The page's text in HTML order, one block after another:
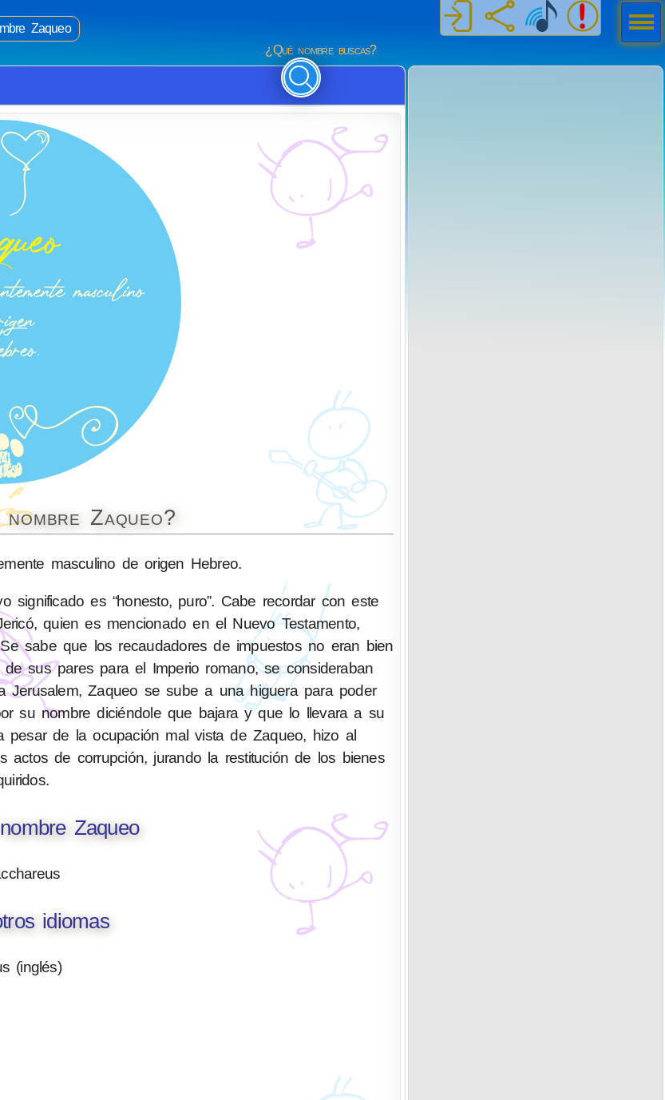
Zaqueo
¿Qué nombre buscas?
Zaqueo?
masculino de origen Hebreo.
quien es mencionado en el Nuevo Testamento,
sabe que los recaudadores de impuestos no eran bien
sus pares para el Imperio romano, se consideraban
Zaqueo se sube a una higuera para poder
su nombre diciéndole que bajara y que lo llevara a su
de la ocupación mal vista de Zaqueo, hizo al
actos de corrupción, jurando la restitución de los bienes
Zaqueo
idiomas
(inglés)
Men
ú